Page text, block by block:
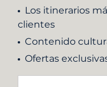
Los itinerarios
clientes
Contenido
Ofertas